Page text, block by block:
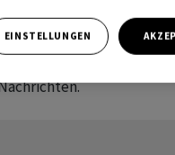
werden. Für
gelten bei AWP die
EINSTELLUNGEN